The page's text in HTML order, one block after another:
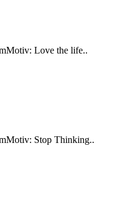
Love the life..
Stop Thinking..